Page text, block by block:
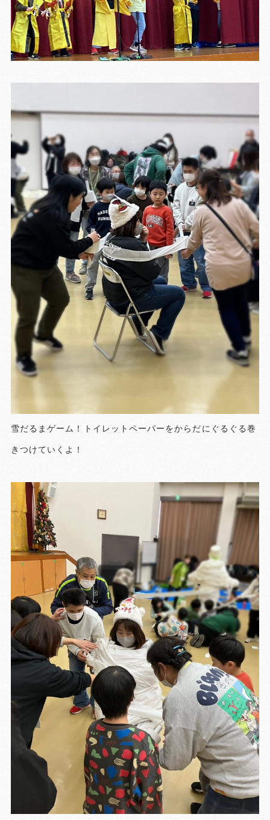
雪だるまゲーム！トイレットペーパーをからだにぐるぐる巻
きつけていくよ！